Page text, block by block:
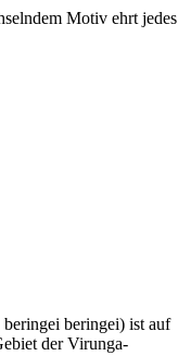
Motiv ehrt jedes
beringei) ist auf
der Virunga-